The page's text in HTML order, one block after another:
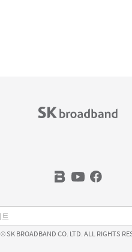
© SK BROADBAND CO. LTD. ALL RIGHTS